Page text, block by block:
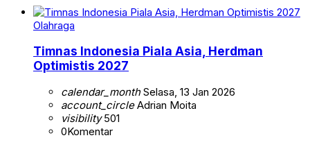
Olahraga
Timnas Indonesia Piala Asia, Herdman
Optimistis 2027
calendar_monthSelasa, 13 Jan 2026
account_circleAdrian Moita
visibility501
0Komentar